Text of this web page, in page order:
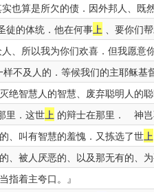
也算是所欠的债．因外邦人、既
徒的体统．他在何事上 、要你们
、所以我为你们欢喜．但我愿意
样不及人的．等候我们的主耶稣基
绝智慧人的智慧、废弃聪明人的聪
里．这世上 的辩士在那里． 神
、叫有智慧的羞愧．又拣选了世上
、被人厌恶的、以及那无有的、
指着主夸口。』